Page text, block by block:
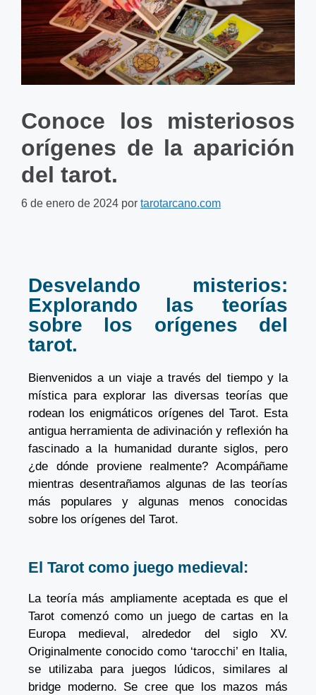
Conoce los misteriosos
orígenes de la aparición
del tarot.
6 de enero de 2024 por tarotarcano.com
Desvelando misterios:
Explorando las teorías
sobre los orígenes del
tarot.
Bienvenidos a un viaje a través del tiempo y la
mística para explorar las diversas teorías que
rodean los enigmáticos orígenes del Tarot. Esta
antigua herramienta de adivinación y reflexión ha
fascinado a la humanidad durante siglos, pero
¿de dónde proviene realmente? Acompáñame
mientras desentrañamos algunas de las teorías
más populares y algunas menos conocidas
sobre los orígenes del Tarot.
El Tarot como juego medieval:
La teoría más ampliamente aceptada es que el
Tarot comenzó como un juego de cartas en la
Europa medieval, alrededor del siglo XV.
Originalmente conocido como ‘tarocchi’ en Italia,
se utilizaba para juegos lúdicos, similares al
bridge moderno. Se cree que los mazos más